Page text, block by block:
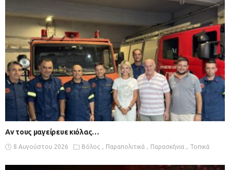
Αν τους μαγείρευε κιόλας…
8 Αυγούστου 2026 Βόλος Παραπολιτικά Παρασκήνια Τοπικά